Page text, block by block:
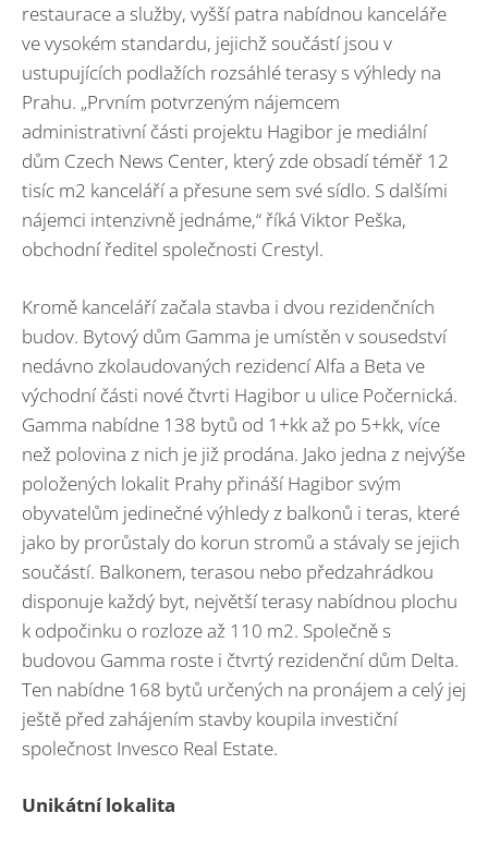
restaurace a služby, vyšší patra nabídnou kanceláře
ve vysokém standardu, jejichž součástí jsou v
ustupujících podlažích rozsáhlé terasy s výhledy na
Prahu. „Prvním potvrzeným nájemcem
administrativní části projektu Hagibor je mediální
dům Czech News Center, který zde obsadí téměř 12
tisíc m2 kanceláří a přesune sem své sídlo. S dalšími
nájemci intenzivně jednáme,“ říká Viktor Peška,
obchodní ředitel společnosti Crestyl.
Kromě kanceláří začala stavba i dvou rezidenčních
budov. Bytový dům Gamma je umístěn v sousedství
nedávno zkolaudovaných rezidencí Alfa a Beta ve
východní části nové čtvrti Hagibor u ulice Počernická.
Gamma nabídne 138 bytů od 1+kk až po 5+kk, více
než polovina z nich je již prodána. Jako jedna z nejvýše
položených lokalit Prahy přináší Hagibor svým
obyvatelům jedinečné výhledy z balkonů i teras, které
jako by prorůstaly do korun stromů a stávaly se jejich
součástí. Balkonem, terasou nebo předzahrádkou
disponuje každý byt, největší terasy nabídnou plochu
k odpočinku o rozloze až 110 m2. Společně s
budovou Gamma roste i čtvrtý rezidenční dům Delta.
Ten nabídne 168 bytů určených na pronájem a celý jej
ještě před zahájením stavby koupila investiční
společnost Invesco Real Estate.
Unikátní lokalita